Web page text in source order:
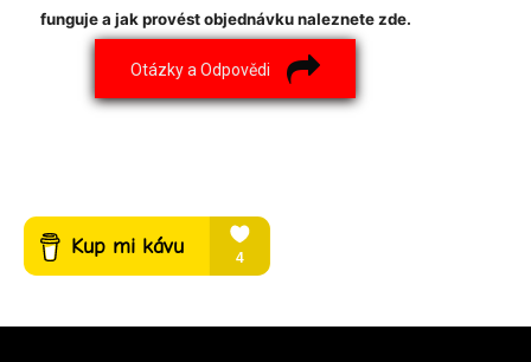
funguje a jak provést objednávku naleznete zde.
Otázky a Odpovědi